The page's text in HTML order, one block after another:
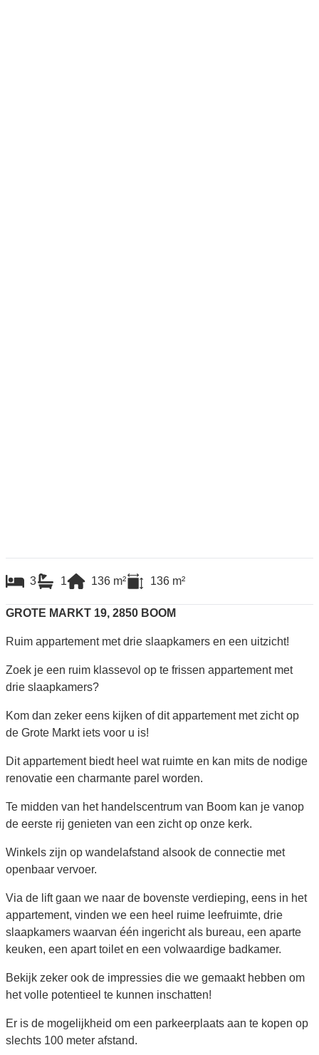
3 1 136 m² 136 m²
GROTE MARKT 19, 2850 BOOM
Ruim appartement met drie slaapkamers en een uitzicht!
Zoek je een ruim klassevol op te frissen appartement met
drie slaapkamers?
Kom dan zeker eens kijken of dit appartement met zicht op
de Grote Markt iets voor u is!
Dit appartement biedt heel wat ruimte en kan mits de nodige
renovatie een charmante parel worden.
Te midden van het handelscentrum van Boom kan je vanop
de eerste rij genieten van een zicht op onze kerk.
Winkels zijn op wandelafstand alsook de connectie met
openbaar vervoer.
Via de lift gaan we naar de bovenste verdieping, eens in het
appartement, vinden we een heel ruime leefruimte, drie
slaapkamers waarvan één ingericht als bureau, een aparte
keuken, een apart toilet en een volwaardige badkamer.
Bekijk zeker ook de impressies die we gemaakt hebben om
het volle potentieel te kunnen inschatten!
Er is de mogelijkheid om een parkeerplaats aan te kopen op
slechts 100 meter afstand.